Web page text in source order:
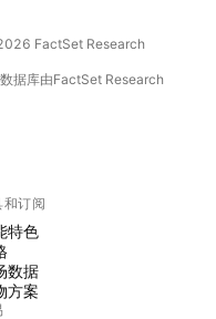
FactSet Research
据库由FactSet Research
和订阅
特色
数据
方案